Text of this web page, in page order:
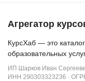
Агрегатор
КурсХаб — это
образовательных
ИП Шарков Иван
ИНН 290303323236 ·